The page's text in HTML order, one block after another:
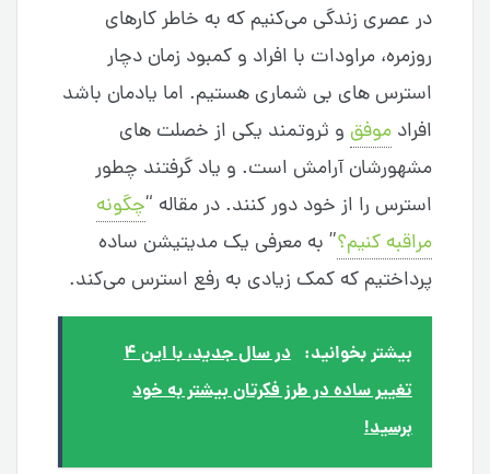
در عصری زندگی می‌کنیم که به خاطر کارهای
روزمره، مراودات با افراد و کمبود زمان دچار
استرس های بی شماری هستیم. اما یادمان باشد
افرادموفق و ثروتمند یکی از خصلت های
مشهورشان آرامش است. و یاد گرفتند چطور
استرس را از خود دور کنند. در مقاله “چگونه
مراقبه کنیم؟” به معرفی یک مدیتیشن ساده
پرداختیم که کمک زیادی به رفع استرس می‌کند.
بیشتر بخوانید:
در سال جدید، با این ۴
تغییر ساده در طرز فکرتان بیشتر به خود
برسید!